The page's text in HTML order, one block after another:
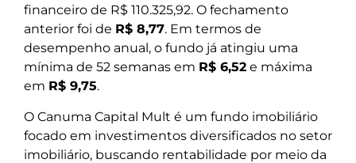
financeiro de R$ 110.325,92. O fechamento
anterior foi de R$ 8,77. Em termos de
desempenho anual, o fundo já atingiu uma
mínima de 52 semanas em R$ 6,52 e máxima
em R$ 9,75.
O Canuma Capital Mult é um fundo imobiliário
focado em investimentos diversificados no setor
imobiliário, buscando rentabilidade por meio da